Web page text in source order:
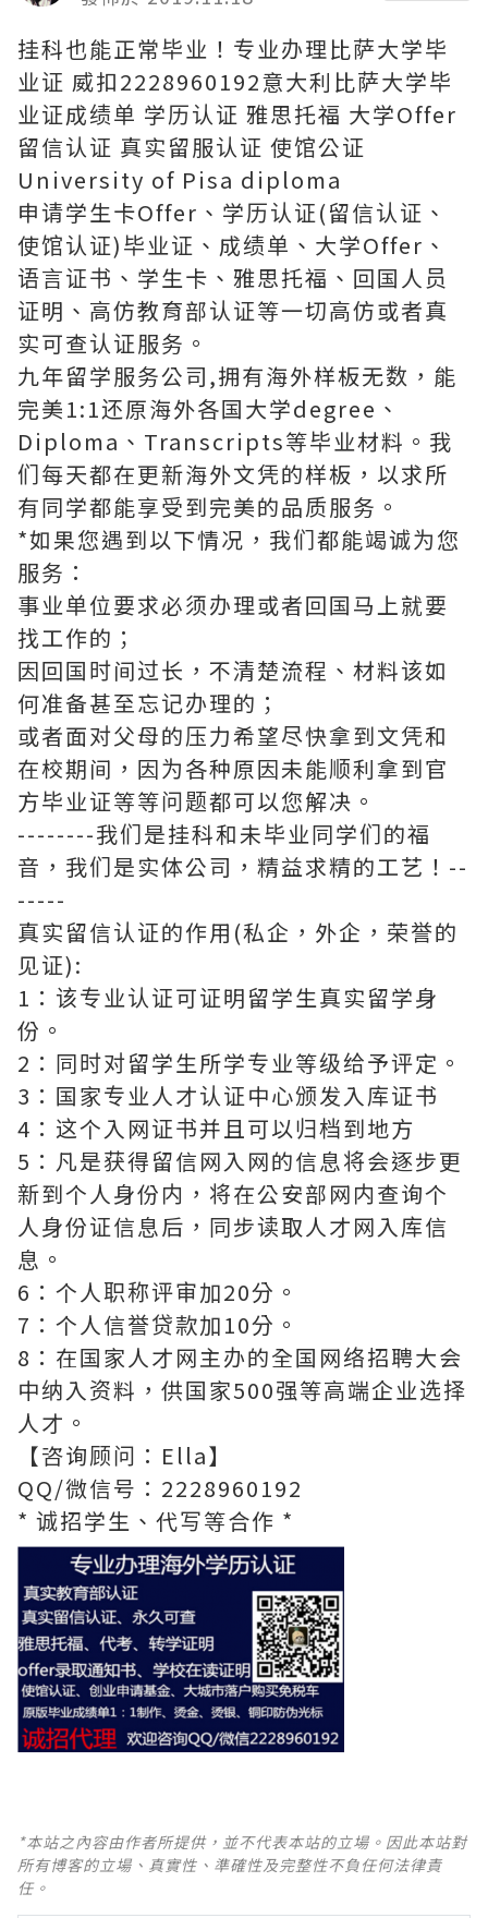
挂科也能正常毕业！专业办理比萨大学毕
业证 威扣2228960192意大利比萨大学毕
业证成绩单 学历认证 雅思托福 大学Offer
留信认证 真实留服认证 使馆公证
University of Pisa diploma
申请学生卡Offer、学历认证(留信认证、
使馆认证)毕业证、成绩单、大学Offer、
语言证书、学生卡、雅思托福、回国人员
证明、高仿教育部认证等一切高仿或者真
实可查认证服务。
九年留学服务公司,拥有海外样板无数，能
完美1:1还原海外各国大学degree、
Diploma、Transcripts等毕业材料。我
们每天都在更新海外文凭的样板，以求所
有同学都能享受到完美的品质服务。
*如果您遇到以下情况，我们都能竭诚为您
服务：
事业单位要求必须办理或者回国马上就要
找工作的；
因回国时间过长，不清楚流程、材料该如
何准备甚至忘记办理的；
或者面对父母的压力希望尽快拿到文凭和
在校期间，因为各种原因未能顺利拿到官
方毕业证等等问题都可以您解决。
--------我们是挂科和未毕业同学们的福
音，我们是实体公司，精益求精的工艺！--
-----
真实留信认证的作用(私企，外企，荣誉的
见证):
1：该专业认证可证明留学生真实留学身
份。
2：同时对留学生所学专业等级给予评定。
3：国家专业人才认证中心颁发入库证书
4：这个入网证书并且可以归档到地方
5：凡是获得留信网入网的信息将会逐步更
新到个人身份内，将在公安部网内查询个
人身份证信息后，同步读取人才网入库信
息。
6：个人职称评审加20分。
7：个人信誉贷款加10分。
8：在国家人才网主办的全国网络招聘大会
中纳入资料，供国家500强等高端企业选择
人才。
【咨询顾问：Ella】
QQ/微信号：2228960192
* 诚招学生、代写等合作 *
*本站之內容由作者所提供，並不代表本站的立場。因此本站對
所有博客的立場、真實性、準確性及完整性不負任何法律責
任。